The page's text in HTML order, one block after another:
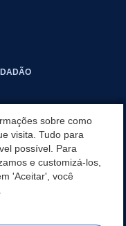
sobre como
visita. Tudo para
possível. Para
e customizá-los,
'Aceitar', você